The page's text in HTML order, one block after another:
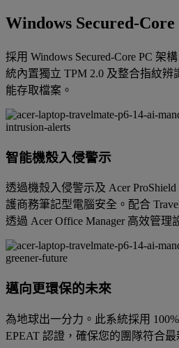
Windows Secured-
採用 Windows Secured-Core PC 架
統內置獨立 TPM 2.0 及整合指紋辨
能存取檔案。
智能機殼入侵警示
透過機殼入侵警示及 Acer
護商務筆記型電腦安全。配合
透過 Acer Office Manager 高效管理
邁向更環保的未來
為地球出一分力。此系統採用
EPEAT 認證，確保您的團隊符合最